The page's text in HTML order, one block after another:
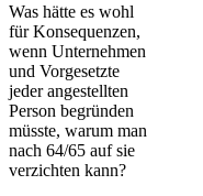
Was hätte es wohl
für Konsequenzen,
wenn Unternehmen
und Vorgesetzte
jeder angestellten
Person begründen
müsste, warum man
nach 64/65 auf sie
verzichten kann?